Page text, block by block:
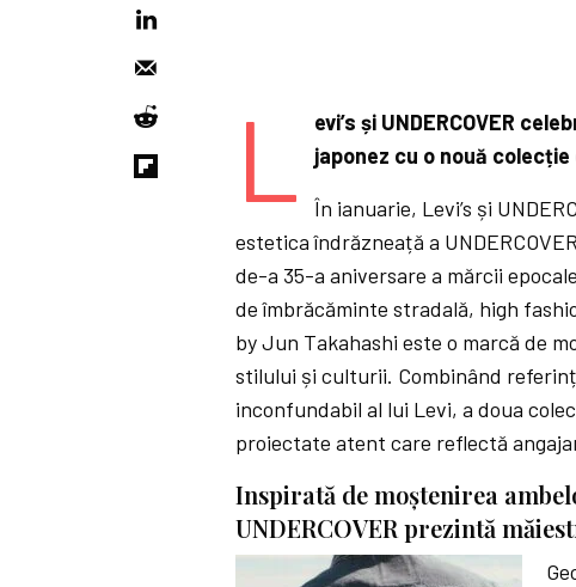
L evi’s și UNDERCOVER
japonez cu o nouă
În ianuarie, Levi’s și
estetica îndrăzneață a
de-a 35-a aniversare a mărcii
de îmbrăcăminte stradală, high
by Jun Takahashi este o marcă de
stilului și culturii. Combinând
inconfundabil al lui Levi, a doua
proiectate atent care reflectă
Inspirată de moștenirea
UNDERCOVER prezintă